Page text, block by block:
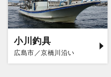
小川釣具
広島市／京橋川沿い